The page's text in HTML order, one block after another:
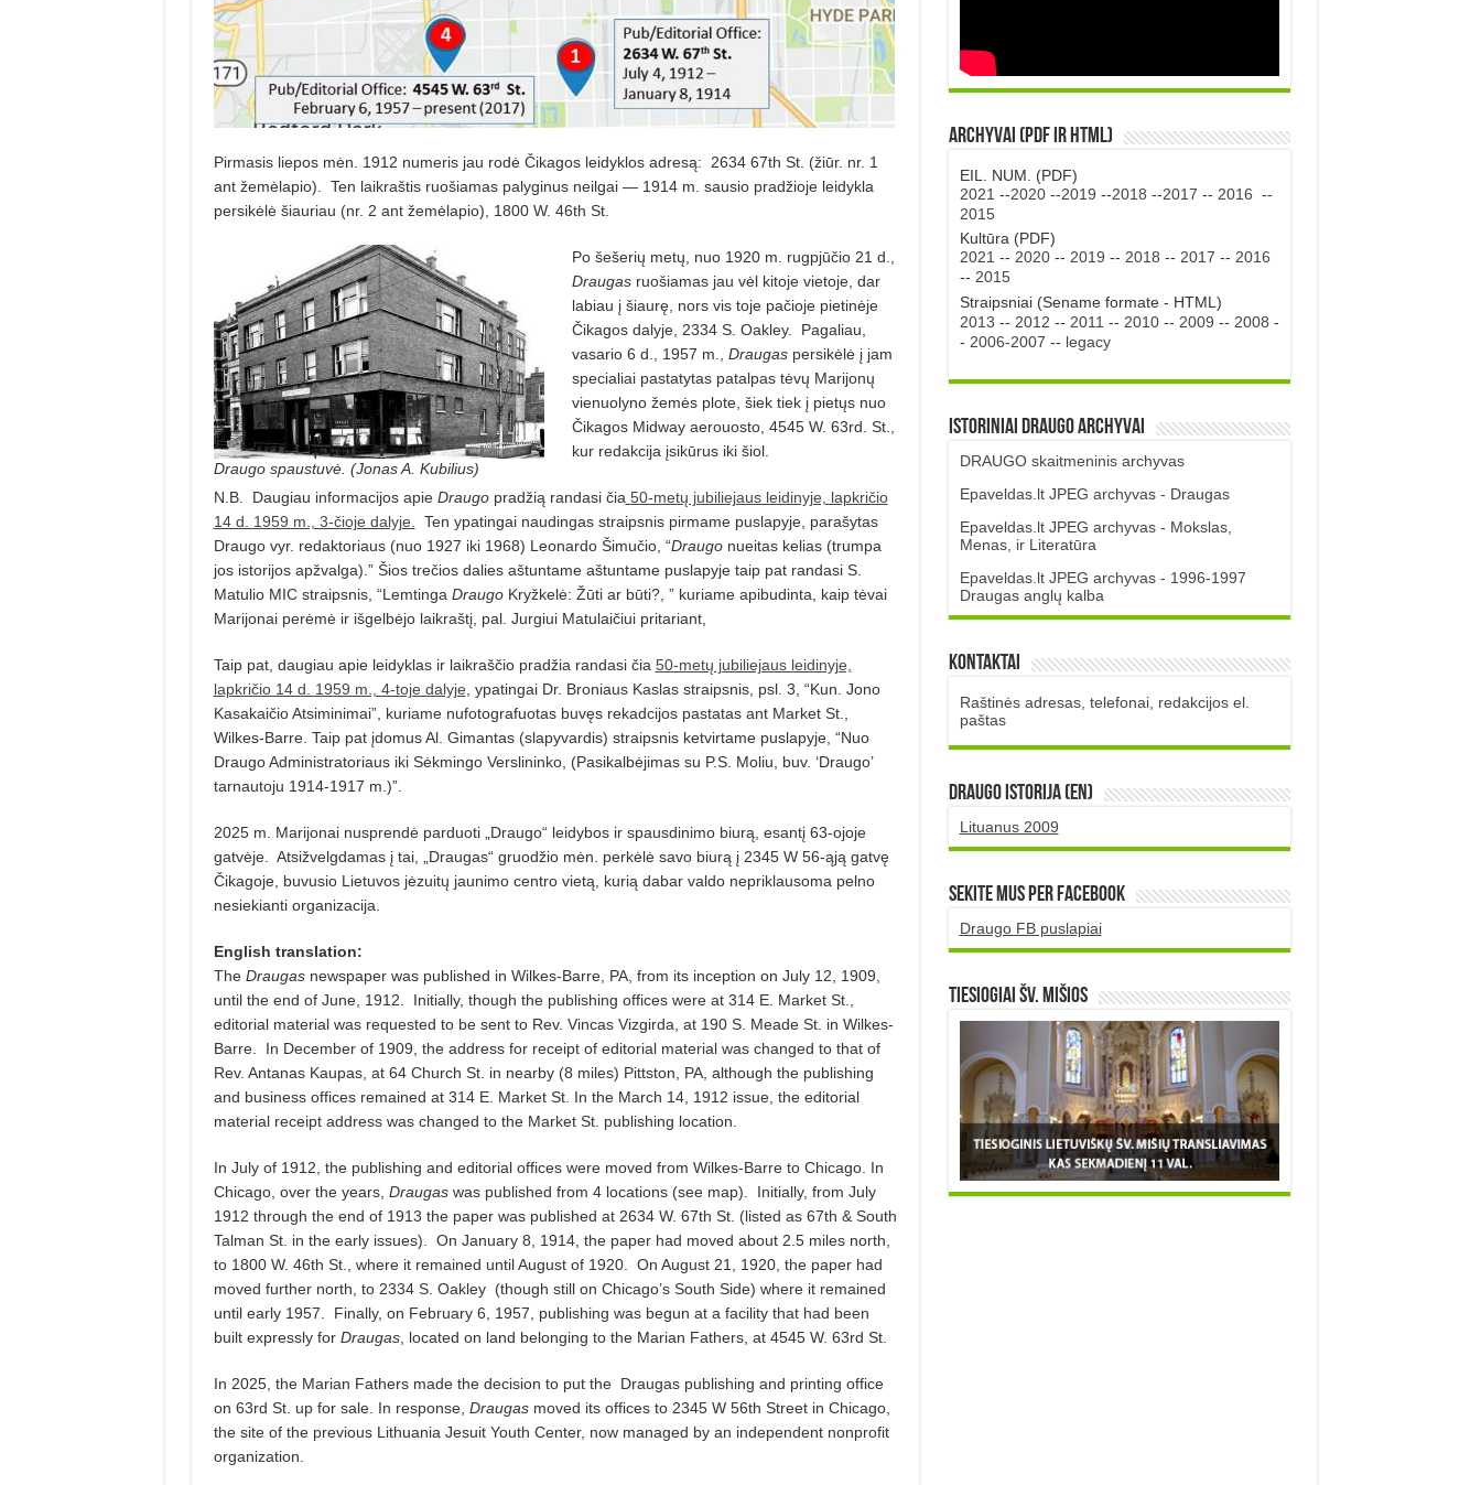
Pirmasis liepos mėn. 1912 numeris jau rodė Čikagos leidyklos adresą: 2634 67th St. (žiūr. nr. 1
ant žemėlapio). Ten laikraštis ruošiamas palyginus neilgai — 1914 m. sausio pradžioje leidykla
persikėlė šiauriau (nr. 2 ant žemėlapio), 1800 W. 46th St.
Draugo spaustuvė. (Jonas A. Kubilius)
Po šešerių metų, nuo 1920 m. rugpjūčio 21 d.,
Draugasruošiamas jau vėl kitoje vietoje, dar
labiau į šiaurę, nors vis toje pačioje pietinėje
Čikagos dalyje, 2334 S. Oakley. Pagaliau,
vasario 6 d., 1957 m., Draugaspersikėlė į jam
specialiai pastatytas patalpas tėvų Marijonų
vienuolyno žemės plote, šiek tiek į pietųs nuo
Čikagos Midway aerouosto, 4545 W. 63rd. St.,
kur redakcija įsikūrus iki šiol.
N.B. Daugiau informacijos apie Draugo pradžią randasi čia 50-metų jubiliejaus leidinyje, lapkričio
14 d. 1959 m., 3-čioje dalyje. Ten ypatingai naudingas straipsnis pirmame puslapyje, parašytas
Draugo vyr. redaktoriaus (nuo 1927 iki 1968) Leonardo Šimučio, “Draugonueitas kelias (trumpa
jos istorijos apžvalga).” Šios trečios dalies aštuntame aštuntame puslapyje taip pat randasi S.
Matulio MIC straipsnis, “Lemtinga DraugoKryžkelė: Žūti ar būti?, ” kuriame apibudinta, kaip tėvai
Marijonai perėmė ir išgelbėjo laikraštį, pal. Jurgiui Matulaičiui pritariant,
Taip pat, daugiau apie leidyklas ir laikraščio pradžia randasi čia 50-metų jubiliejaus leidinyje,
lapkričio 14 d. 1959 m., 4-toje dalyje, ypatingai Dr. Broniaus Kaslas straipsnis, psl. 3, “Kun. Jono
Kasakaičio Atsiminimai”, kuriame nufotografuotas buvęs rekadcijos pastatas ant Market St.,
Wilkes-Barre. Taip pat įdomus Al. Gimantas (slapyvardis) straipsnis ketvirtame puslapyje, “Nuo
Draugo Administratoriaus iki Sėkmingo Verslininko, (Pasikalbėjimas su P.S. Moliu, buv. ‘Draugo’
tarnautoju 1914-1917 m.)”.
2025 m. Marijonai nusprendė parduoti „Draugo“ leidybos ir spausdinimo biurą, esantį 63-ojoje
gatvėje. Atsižvelgdamas į tai, „Draugas“ gruodžio mėn. perkėlė savo biurą į 2345 W 56-ąją gatvę
Čikagoje, buvusio Lietuvos jėzuitų jaunimo centro vietą, kurią dabar valdo nepriklausoma pelno
nesiekianti organizacija.
English translation:
The Draugasnewspaper was published in Wilkes-Barre, PA, from its inception on July 12, 1909,
until the end of June, 1912. Initially, though the publishing offices were at 314 E. Market St.,
editorial material was requested to be sent to Rev. Vincas Vizgirda, at 190 S. Meade St. in Wilkes-
Barre. In December of 1909, the address for receipt of editorial material was changed to that of
Rev. Antanas Kaupas, at 64 Church St. in nearby (8 miles) Pittston, PA, although the publishing
and business offices remained at 314 E. Market St. In the March 14, 1912 issue, the editorial
material receipt address was changed to the Market St. publishing location.
In July of 1912, the publishing and editorial offices were moved from Wilkes-Barre to Chicago. In
Chicago, over the years, Draugaswas published from 4 locations (see map). Initially, from July
1912 through the end of 1913 the paper was published at 2634 W. 67th St. (listed as 67th & South
Talman St. in the early issues). On January 8, 1914, the paper had moved about 2.5 miles north,
to 1800 W. 46th St., where it remained until August of 1920. On August 21, 1920, the paper had
moved further north, to 2334 S. Oakley (though still on Chicago’s South Side) where it remained
until early 1957. Finally, on February 6, 1957, publishing was begun at a facility that had been
built expressly for Draugas, located on land belonging to the Marian Fathers, at 4545 W. 63rd St.
In 2025, the Marian Fathers made the decision to put the Draugas publishing and printing office
on 63rd St. up for sale. In response, Draugas moved its offices to 2345 W 56th Street in Chicago,
the site of the previous Lithuania Jesuit Youth Center, now managed by an independent nonprofit
organization.
Archyvai (PDF ir HTML)
EIL. NUM. (PDF)
2021 --2020--2019 --2018 --2017 -- 2016 --
2015
Kultūra (PDF)
2021 -- 2020-- 2019 -- 2018 -- 2017 -- 2016
-- 2015
Straipsniai (Sename formate - HTML)
2013 -- 2012 -- 2011 -- 2010-- 2009 -- 2008 -
- 2006-2007 -- legacy
Istoriniai DRAUGO Archyvai
DRAUGO skaitmeninis archyvas
Epaveldas.lt JPEG archyvas - Draugas
Epaveldas.lt JPEG archyvas - Mokslas,
Menas, ir Literatūra
Epaveldas.lt JPEG archyvas - 1996-1997
Draugas anglų kalba
Kontaktai
Raštinės adresas, telefonai, redakcijos el.
paštas
DRAUGO istorija (EN)
Lituanus 2009
Sekite mus per Facebook
Draugo FB puslapiai
TIESIOGIAI šv. MIŠIOS